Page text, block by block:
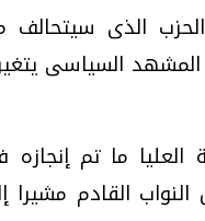
الذى سيتحالف
المشهد السياسى
ما تم
النواب القادم
الثلاثاء، 04 اغسطس 2026 04:04 م